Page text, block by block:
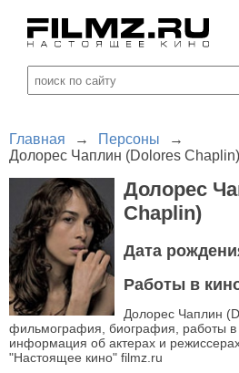
Главная → Персоны
→
Долорес Чаплин (Dolores Chaplin)
Долорес
Chaplin)
Дата
Работы в
Долорес Чаплин
фильмография, биография, работы в
информация об актерах и
"Настоящее кино" filmz.ru